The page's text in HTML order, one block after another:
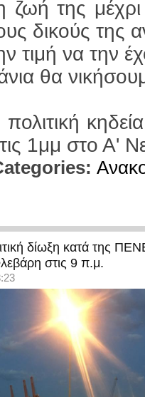
ζωή της
δικούς της
τιμή να την
θα
1μμ στο Α'
δίωξη κατά της
στις 9 π.μ.